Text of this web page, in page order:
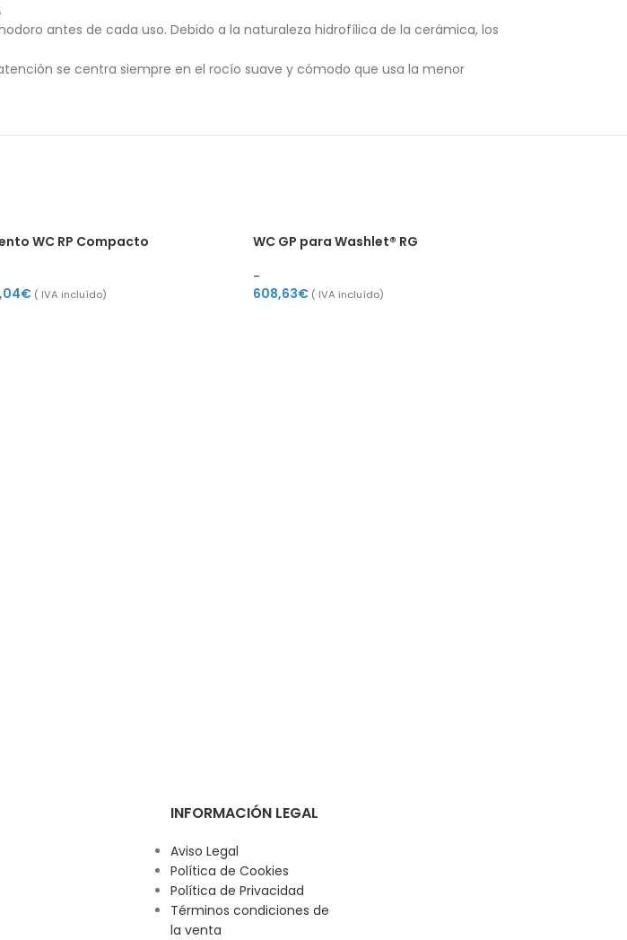
antes de cada uso. Debido a la naturaleza hidrofílica de la cerámica, los
se centra siempre en el rocío suave y cómodo que usa la menor
WC RP Compacto
€ ( IVA incluído)
WC GP para Washlet® RG
-
608,63€ ( IVA incluído)
INFORMACIÓN LEGAL
Aviso Legal
Política de Cookies
Política de Privacidad
Términos condiciones de
la venta